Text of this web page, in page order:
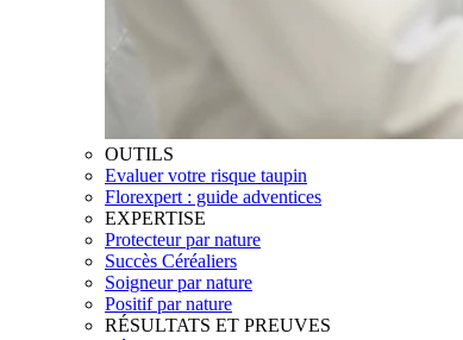
OUTILS
Evaluer votre risque taupin
Florexpert : guide adventices
EXPERTISE
Protecteur par nature
Succès Céréaliers
Soigneur par nature
Positif par nature
RÉSULTATS ET PREUVES